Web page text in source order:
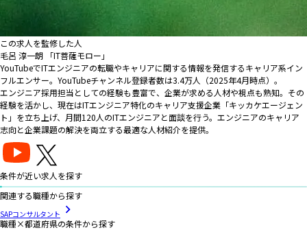
この求人を監修した人
毛呂 淳一朗 「IT菩薩モロー」
YouTubeでITエンジニアの転職やキャリアに関する情報を発信するキャリア系イン
フルエンサー。YouTubeチャンネル登録者数は3.4万人（2025年4月時点）。
エンジニア採用担当としての経験も豊富で、企業が求める人材や視点も熟知。その
経験を活かし、現在はITエンジニア特化のキャリア支援企業「キッカケエージェン
ト」を立ち上げ、月間120人のITエンジニアと面談を行う。エンジニアのキャリア
志向と企業課題の解決を両立する最適な人材紹介を提供。
条件が近い求人を探す
関連する職種から探す
SAPコンサルタント
職種×都道府県の条件から探す